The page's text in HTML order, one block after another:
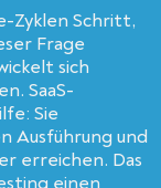
Zyklen Schritt,
Frage
sich
SaaS-
Sie
Ausführung und
erreichen. Das
einen